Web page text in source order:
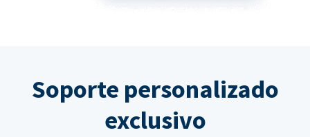
Soporte personalizado
exclusivo